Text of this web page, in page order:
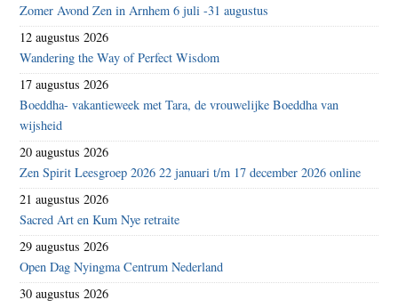
Zomer Avond Zen in Arnhem 6 juli -31 augustus
12 augustus 2026
Wandering the Way of Perfect Wisdom
17 augustus 2026
Boeddha- vakantieweek met Tara, de vrouwelijke Boeddha van
wijsheid
20 augustus 2026
Zen Spirit Leesgroep 2026 22 januari t/m 17 december 2026 online
21 augustus 2026
Sacred Art en Kum Nye retraite
29 augustus 2026
Open Dag Nyingma Centrum Nederland
30 augustus 2026